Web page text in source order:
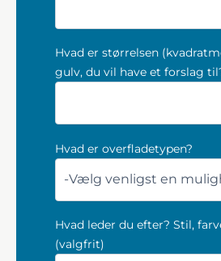
Hvad er størrelsen
gulv, du vil have et forslag
Hvad er overfladetypen?
Hvad leder du efter? Stil,
(valgfrit)